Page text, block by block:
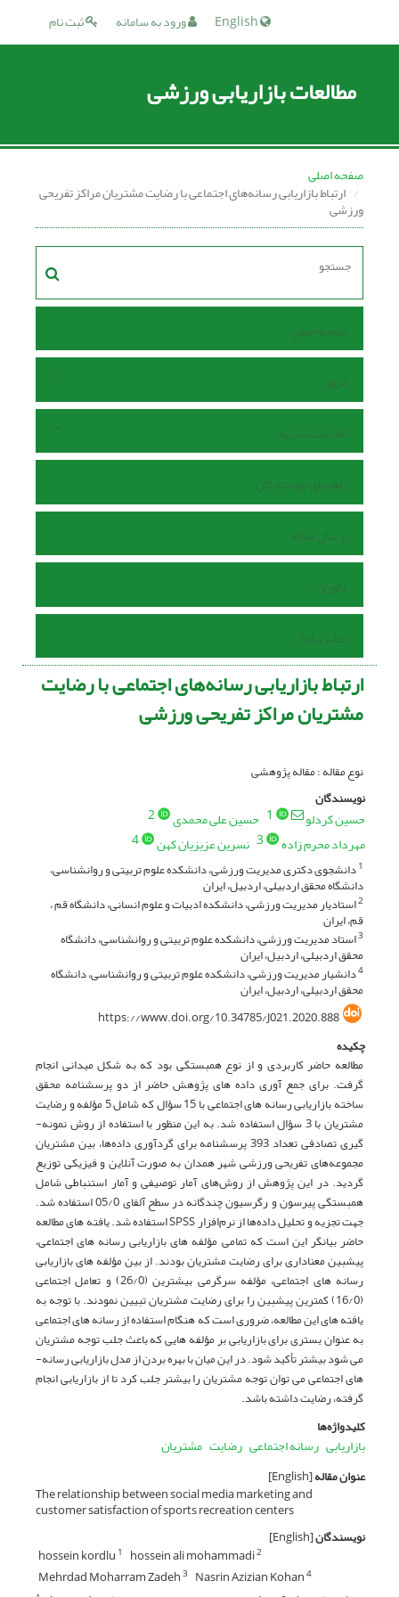
ثبت نام ورود به سامانه
مطالعات بازاریابی ورزشی
صفحه اصلی
ارتباط بازاریابی رسانه‌های اجتماعی با رضایت مشتریان مراکز تفریحی
ورزشی
صفحه اصلی
مرور
اطلاعات نشریه
راهنمای نویسندگان
ارسال مقاله
داوران
تماس با ما
ارتباط بازاریابی رسانه‌های اجتماعی با رضایت
مشتریان مراکز تفریحی ورزشی
نوع مقاله : مقاله پژوهشی
نویسندگان
حسین کردلو 1 حسین علی محمدی
2
مهرداد محرم زاده
3 نسرین عزیزیان کهن 4
1دانشجوی دکتری مدیریت ورزشی، دانشکده علوم تربیتی و روانشناسی،
دانشگاه محقق اردبیلی، اردبیل، ایران
2استادیار مدیریت ورزشی، دانشکده ادبیات و علوم انسانی، دانشگاه قم ،
قم، ایران
3استاد مدیریت ورزشی، دانشکده علوم تربیتی و روانشناسی، دانشگاه
محقق اردبیلی، اردبیل، ایران
4دانشیار مدیریت ورزشی، دانشکده علوم تربیتی و روانشناسی، دانشگاه
محقق اردبیلی، اردبیل، ایران
https://www.doi.org/10.34785/J021.2020.888
چکیده
مطالعه حاضر کاربردی و از نوع همبستگی بود که به شکل میدانی انجام
گرفت. برای جمع ­آوری داده­ های پژوهش حاضر از دو پرسش­نامه محقق
ساخته بازاریابی رسانه ­های اجتماعی با 15 سؤال که شامل 5 مؤلفه و رضایت
مشتریان با 3 سؤال استفاده شد. به این منظور با استفاده از روش نمونه­
گیری تصادفی تعداد 393 پرسش­نامه برای گردآوری داده‌ها، بین مشتریان
مجموعه‌های تفریحی ورزشی شهر همدان به صورت آنلاین و فیزیکی توزیع
گردید. در این پژوهش از روش‌های آمار توصیفی و آمار استنباطی شامل
همبستگی پیرسون و رگرسیون چندگانه در سطح آلفای 05/0 استفاده شد.
جهت تجزیه و تحلیل داده‌ها از نرم‌افزار SPSS استفاده شد. یافته ­های مطالعه
حاضر بیانگر این است که تمامی مؤلفه ­های بازاریابی رسانه­ های اجتماعی،
پیش­بین معناداری برای رضایت مشتریان بودند. از بین مؤلفه ­های بازاریابی
رسانه­ های اجتماعی، مؤلفه سرگرمی بیشترین (26/0) و تعامل اجتماعی
(16/0) کمترین پیش­بین را برای رضایت مشتریان تبیین نمودند. با توجه به
یافته ­های این مطالعه، ضروری است که هنگام استفاده از رسانه­ های اجتماعی
به عنوان بستری برای بازاریابی بر مؤلفه ­هایی که باعث جلب توجه مشتریان
می ­شود بیشتر تأکید شود. در این میان با بهره بردن از مدل بازاریابی رسانه­
های اجتماعی می­ توان توجه مشتریان را بیشتر جلب کرد تا از بازاریابی انجام
گرفته، رضایت داشته باشد.
کلیدواژه‌ها
بازاریابی رسانه‌ اجتماعی رضایت‌ مشتریان
عنوان مقاله[English]
The relationship between social media marketing and
customer satisfaction of sports recreation centers
نویسندگان[English]
hossein kordlu 1 hossein ali mohammadi2
Mehrdad Moharram Zadeh3 Nasrin Azizian Kohan4